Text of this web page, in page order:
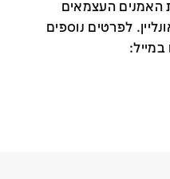
האמנים העצמאים
. לפרטים נוספים
במייל: